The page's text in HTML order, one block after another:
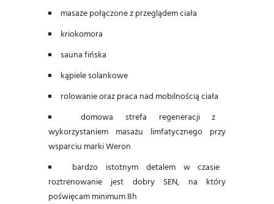
masaże połączone z przeglądem ciała
kriokomora
sauna fińska
kąpiele solankowe
rolowanie oraz praca nad mobilnością ciała
domowa strefa regeneracji z
wykorzystaniem masażu limfatycznego przy
wsparciu marki Weron
bardzo istotnym detalem w czasie
roztrenowanie jest dobry SEN, na który
poświęcam minimum 8h